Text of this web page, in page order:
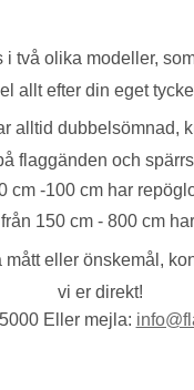
i två olika modeller,
allt efter din eget
alltid dubbelsömnad,
flaggänden och
cm -100 cm har
150 cm - 800 cm
mått eller önskemål,
vi er direkt!
Eller mejla: